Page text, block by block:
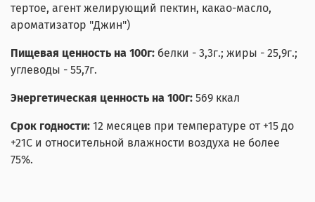
тертое, агент желирующий пектин, какао-масло,
ароматизатор "Джин")
Пищевая ценность на 100г: белки - 3,3г.; жиры - 25,9г.;
углеводы - 55,7г.
Энергетическая ценность на 100г: 569 ккал
Срок годности: 12 месяцев при температуре от +15 до
+21С и относительной влажности воздуха не более
75%.